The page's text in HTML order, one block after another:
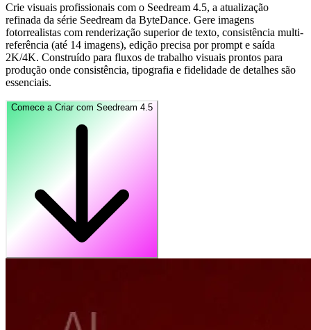
Crie visuais profissionais com o Seedream 4.5, a atualização
refinada da série Seedream da ByteDance. Gere imagens
fotorrealistas com renderização superior de texto, consistência multi-
referência (até 14 imagens), edição precisa por prompt e saída
2K/4K. Construído para fluxos de trabalho visuais prontos para
produção onde consistência, tipografia e fidelidade de detalhes são
essenciais.
Comece a Criar com Seedream 4.5